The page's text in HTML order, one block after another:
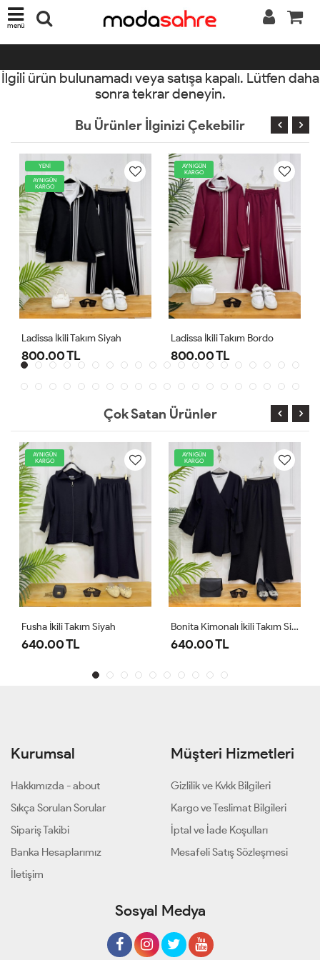
menü
İlgili ürün bulunamadı veya satışa kapalı. Lütfen daha
sonra tekrar deneyin.
Bu Ürünler İlginizi Çekebilir
İkili Takım Siyah
TL
AYNIGÜN
KARGO
Ladissa İkili Takım Bordo
800.00 TL
YENİ
AYNIGÜN
Çok Satan Ürünler
AYNIGÜN
KARGO
Fusha İkili Takım Siyah
640.00 TL
AYNIGÜN
KARGO
Bonita Kimonalı İkili Takım Siyah
640.00 TL
Kurumsal
Hakkımızda - about
Sıkça Sorulan Sorular
Sipariş Takibi
Banka Hesaplarımız
İletişim
Müşteri Hizmetleri
Gizlilik ve Kvkk Bilgileri
Kargo ve Teslimat Bilgileri
İptal ve İade Koşulları
Mesafeli Satış Sözleşmesi
Sosyal Medya